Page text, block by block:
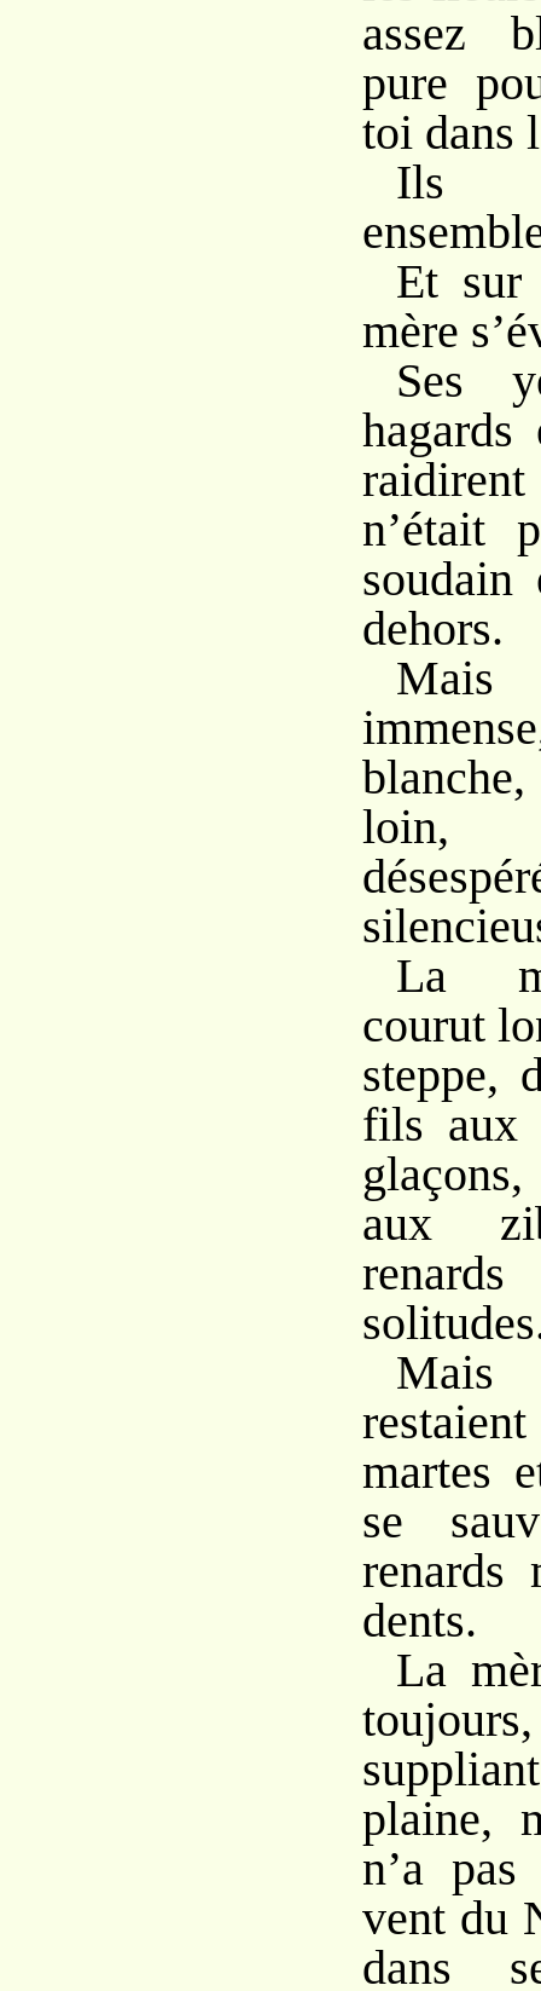
assez
pure
toi dans
Ils
Et sur
mère
Ses
hagards
n’était
dehors.
loin,
La
courut
steppe,
fils aux
aux
Mais
martes
se
renards
dents.
La
plaine,
n’a
vent du
dans